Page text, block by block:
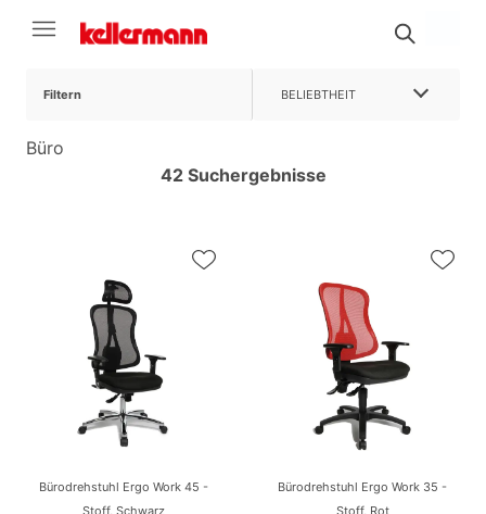
Filtern BELIEBTHEIT
Büro
42 Suchergebnisse
Bürodrehstuhl Ergo Work 45 -
Bürodrehstuhl Ergo Work 35 -